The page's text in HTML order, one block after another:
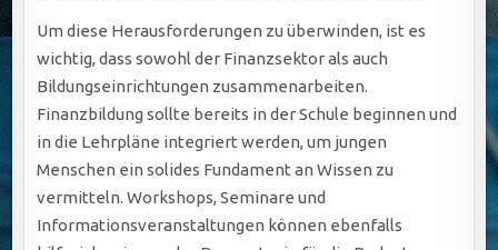
Um diese Herausforderungen zu überwinden, ist es
wichtig, dass sowohl der Finanzsektor als auch
Bildungseinrichtungen zusammenarbeiten.
Finanzbildung sollte bereits in der Schule beginnen und
in die Lehrpläne integriert werden, um jungen
Menschen ein solides Fundament an Wissen zu
vermitteln. Workshops, Seminare und
Informationsveranstaltungen können ebenfalls